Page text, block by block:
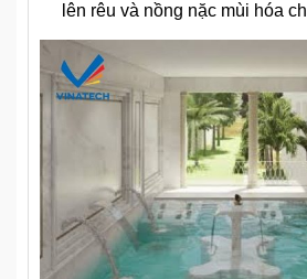
lên rêu và nồng nặc mùi hóa